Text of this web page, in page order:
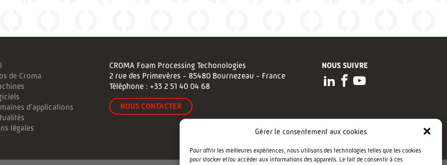
Gérer le consentement aux cookies
Pour offrir les meilleures expériences, nous utilisons des technologies telles que les cookies
pour stocker et/ou accéder aux informations des appareils. Le fait de consentir à ces
de Croma
d’applications
légales
CROMA Foam Processing Techonologies
2 rue des Primevères - 85480 Bournezeau - France
Téléphone : +33 2 51 40 04 68
NOUS CONTACTER
NOUS SUIVRE